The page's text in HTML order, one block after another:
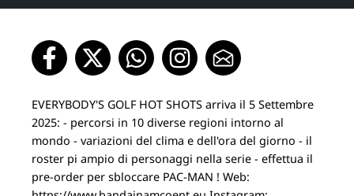
EVERYBODY'S GOLF HOT SHOTS arriva il 5 Settembre
2025: - percorsi in 10 diverse regioni intorno al
mondo - variazioni del clima e dell'ora del giorno - il
roster pi ampio di personaggi nella serie - effettua il
pre-order per sbloccare PAC-MAN ! Web: